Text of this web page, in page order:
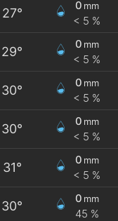
27°
0 mm
< 5 %
29°
0 mm
< 5 %
30°
0 mm
< 5 %
30°
0 mm
< 5 %
31°
0 mm
< 5 %
30°
0 mm
45 %